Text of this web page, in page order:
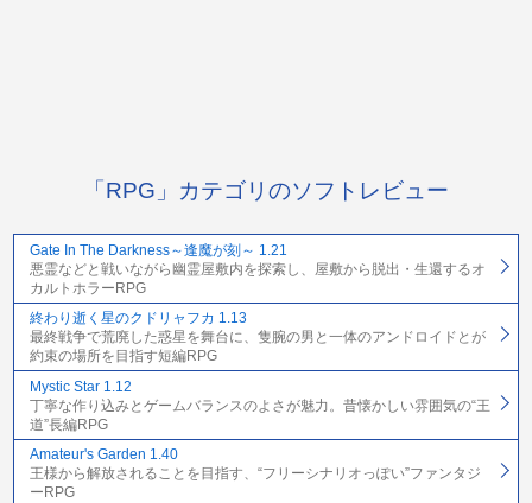
「RPG」カテゴリのソフトレビュー
Gate In The Darkness～逢魔が刻～ 1.21
悪霊などと戦いながら幽霊屋敷内を探索し、屋敷から脱出・生還するオ
カルトホラーRPG
終わり逝く星のクドリャフカ 1.13
最終戦争で荒廃した惑星を舞台に、隻腕の男と一体のアンドロイドとが
約束の場所を目指す短編RPG
Mystic Star 1.12
丁寧な作り込みとゲームバランスのよさが魅力。昔懐かしい雰囲気の“王
道”長編RPG
Amateur's Garden 1.40
王様から解放されることを目指す、“フリーシナリオっぽい”ファンタジ
ーRPG